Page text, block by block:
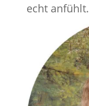
echt anfühlt.